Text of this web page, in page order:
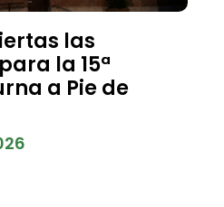
las
la 15ª
a Pie de